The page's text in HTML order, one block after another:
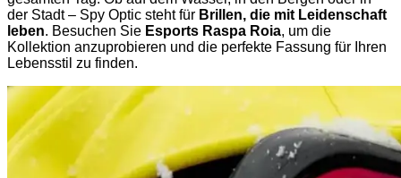
der Stadt – Spy Optic steht für Brillen, die mit Leidenschaft
leben. Besuchen Sie Esports Raspa Roia, um die
Kollektion anzuprobieren und die perfekte Fassung für Ihren
Lebensstil zu finden.